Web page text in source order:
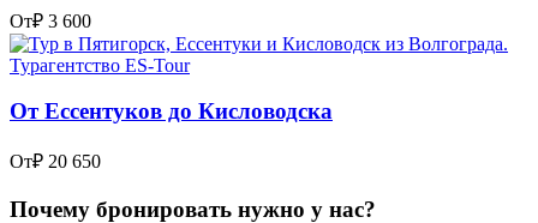
От₽ 3 600
От Ессентуков до Кисловодска
От₽ 20 650
Почему бронировать нужно у нас?